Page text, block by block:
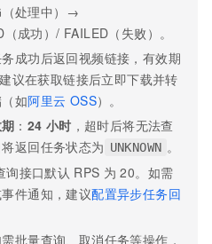
处理中）→
成功）/ FAILED（失败）。
务成功后返回视频链接，有效期
议在获取链接后立即下载并转
如阿里云 OSS）。
： 24 小时 ，超时后将无法查
返回任务状态为 UNKNOWN 。
询接口默认 RPS 为 20。如需
件通知，建议配置异步任务回
需批量查询、取消任务等操作，